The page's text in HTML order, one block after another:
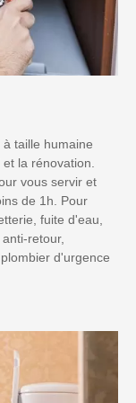
taille humaine
la rénovation.
vous servir et
de 1h. Pour
fuite d'eau,
retour,
d'urgence